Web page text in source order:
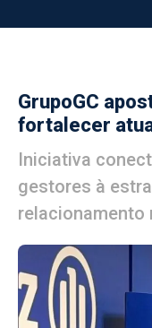
GrupoGC
fortalecer
Iniciativa
gestores à
relacionamento